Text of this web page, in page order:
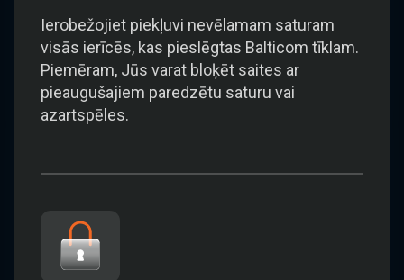
Ierobežojiet piekļuvi nevēlamam saturam
visās ierīcēs, kas pieslēgtas Balticom tīklam.
Piemēram, Jūs varat bloķēt saites ar
pieaugušajiem paredzētu saturu vai
azartspēles.